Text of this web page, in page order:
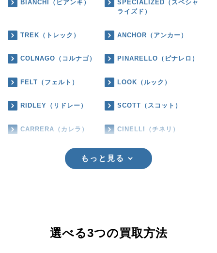
BIANCHI（ビアンキ）
SPECIALIZED（スペシャ
ライズド）
TREK（トレック） ANCHOR（アンカー）
COLNAGO（コルナゴ） PINARELLO（ピナレロ）
FELT（フェルト） LOOK（ルック）
RIDLEY（リドレー） SCOTT（スコット）
CARRERA（カレラ） CINELLI（チネリ）
もっと見る
選べる3つの買取方法